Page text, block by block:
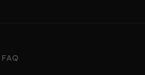
FAQ